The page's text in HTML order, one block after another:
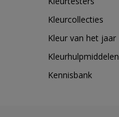
Kleurcollecties
Kleur van het jaar
Kleurhulpmiddelen
Kennisbank